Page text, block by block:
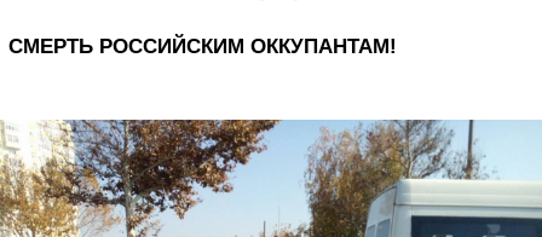
СМЕРТЬ РОССИЙСКИМ ОККУПАНТАМ!